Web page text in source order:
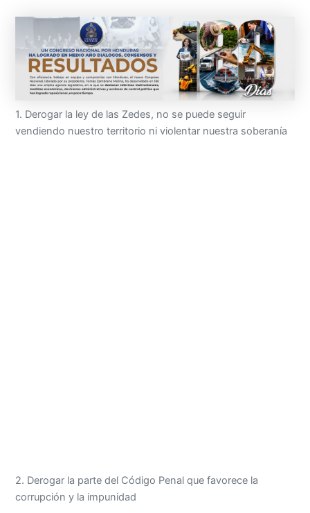
1. Derogar la ley de las Zedes, no se puede seguir
vendiendo nuestro territorio ni violentar nuestra soberanía
2. Derogar la parte del Código Penal que favorece la
corrupción y la impunidad